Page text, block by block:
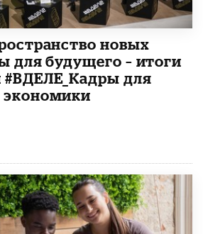
новых
для будущего – итоги
для